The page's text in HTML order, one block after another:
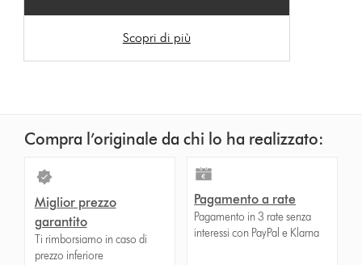
Scopri di più
Compra l’originale da chi lo ha realizzato:
Miglior prezzo
garantito
Ti rimborsiamo in caso di
prezzo inferiore
Pagamento a rate
Pagamento in 3 rate senza
interessi con PayPal e Klarna